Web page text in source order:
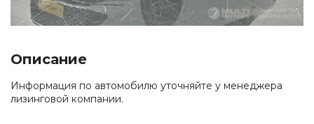
Описание
Информация по автомобилю уточняйте у менеджера
лизинговой компании.